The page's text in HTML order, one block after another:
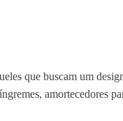
que buscam um
amortecedores